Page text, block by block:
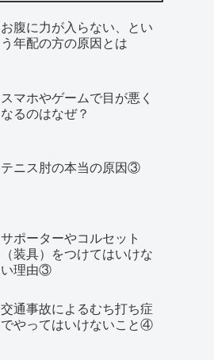
お腹に力が入らない、とい
う年配の方の原因とは
スマホやゲームで目が悪く
なるのはなぜ？
テニス肘の本当の原因③
サポーターやコルセット
（装具）をつけてはいけな
い理由③
交通事故によるむち打ち症
でやってはいけないこと④